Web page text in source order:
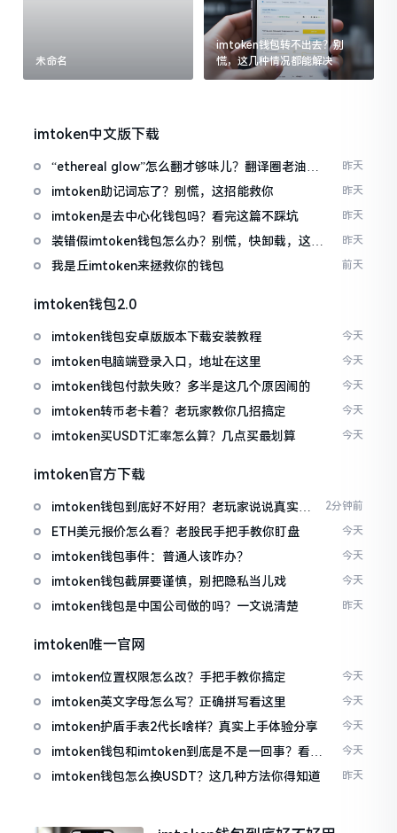
未命名
imtoken钱包转不出去？别
慌，这几种情况都能解决
imtoken中文版下载
“ethereal glow”怎么翻才够味儿？翻译圈老油条
的私房话
昨天
imtoken助记词忘了？别慌，这招能救你 昨天
imtoken是去中心化钱包吗？看完这篇不踩坑 昨天
装错假imtoken钱包怎么办？别慌，快卸载，这几
招能救急
昨天
我是丘imtoken来拯救你的钱包 前天
imtoken钱包2.0
imtoken钱包安卓版版本下载安装教程 今天
imtoken电脑端登录入口，地址在这里 今天
imtoken钱包付款失败？多半是这几个原因闹的 今天
imtoken转币老卡着？老玩家教你几招搞定 今天
imtoken买USDT汇率怎么算？几点买最划算 今天
imtoken官方下载
imtoken钱包到底好不好用？老玩家说说真实体
验
2分钟前
ETH美元报价怎么看？老股民手把手教你盯盘 今天
imtoken钱包事件：普通人该咋办？ 今天
imtoken钱包截屏要谨慎，别把隐私当儿戏 今天
imtoken钱包是中国公司做的吗？一文说清楚 昨天
imtoken唯一官网
imtoken位置权限怎么改？手把手教你搞定 今天
imtoken英文字母怎么写？正确拼写看这里 今天
imtoken护盾手表2代长啥样？真实上手体验分享 今天
imtoken钱包和imtoken到底是不是一回事？看完
就懂了
今天
imtoken钱包怎么换USDT？这几种方法你得知道 昨天